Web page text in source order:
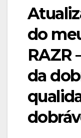
do
RAZR
da